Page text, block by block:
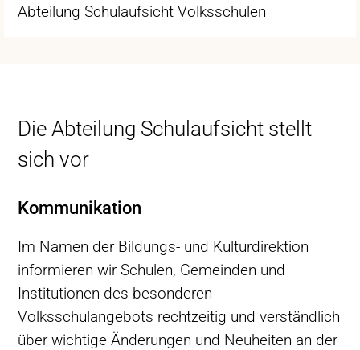
Abteilung Schulaufsicht Volksschulen
Die Abteilung Schulaufsicht stellt
sich vor
Kommunikation
Im Namen der Bildungs- und Kulturdirektion
informieren wir Schulen, Gemeinden und
Institutionen des besonderen
Volksschulangebots rechtzeitig und verständlich
über wichtige Änderungen und Neuheiten an der